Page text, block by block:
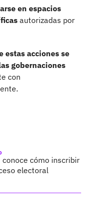
en espacios
autorizadas por
estas acciones se
gobernaciones
con
cómo inscribir
electoral